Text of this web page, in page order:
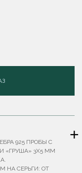
+
925 ПРОБЫ С
«ГРУША» 3Х5 ММ
НА СЕРЬГИ: ОТ